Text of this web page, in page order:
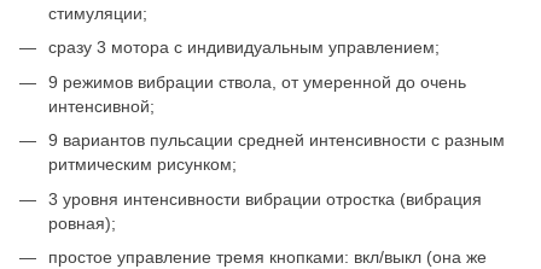
стимуляции;
сразу 3 мотора с индивидуальным управлением;
9 режимов вибрации ствола, от умеренной до очень
интенсивной;
9 вариантов пульсации средней интенсивности с разным
ритмическим рисунком;
3 уровня интенсивности вибрации отростка (вибрация
ровная);
простое управление тремя кнопками: вкл/выкл (она же